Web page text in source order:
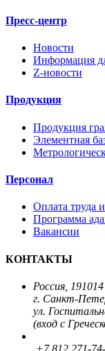
Пресс-центр
Новости
Информация
Z-новости
Продукция
Продукция
Элементная
Персонал
Оплата труда
Программа
Вакансии
КОНТАКТЫ
Россия, 191014
г. Санкт-
ул.
(вход с
+7 812 271-